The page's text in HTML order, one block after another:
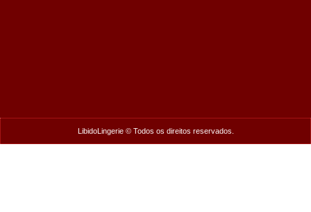
LibidoLingerie © Todos os direitos reservados.